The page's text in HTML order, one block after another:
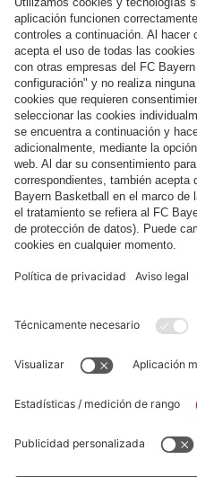
ESTO LE PUEDE
TIENDA
ONLINE
¡Disponible
la nueva
primera
equipación
para la
2025/26!
OFERTA
VENTILADOR
FC Bayern
Múnich
Tarjetas de
autógrafos
AFICIÓN
Clubs
de fans
MYFCBAYERN
Descubre tu
espacio
personal para
fans
Museum
Aviso legal
Política de privacidad
Sistema de denuncia